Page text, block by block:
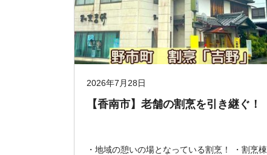
2026年7月28日
【香南市】老舗の割烹を引き継ぐ！
・地域の憩いの場となっている割烹！ ・割烹棟